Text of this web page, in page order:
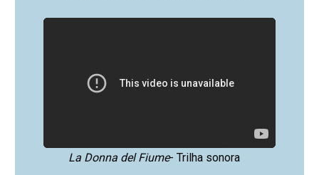
La Donna del Fiume- Trilha sonora